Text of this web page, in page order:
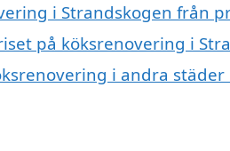
i Strandskogen från
på köksrenovering i
i andra